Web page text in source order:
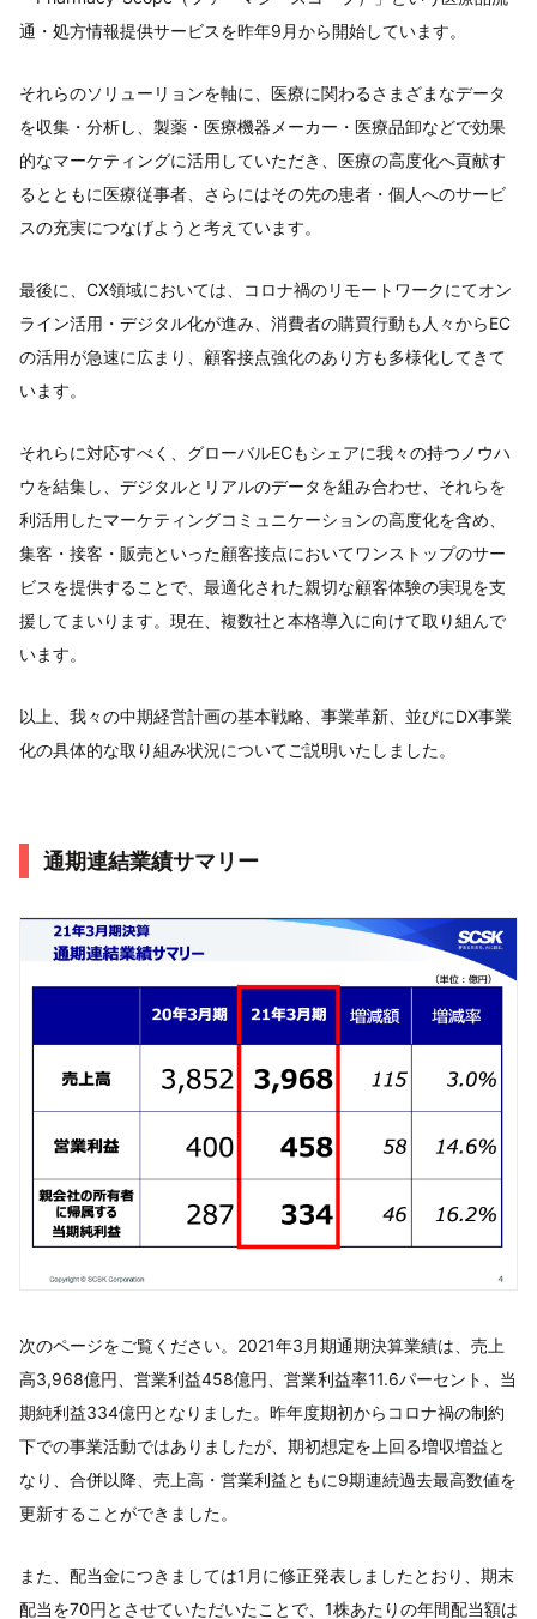
通・処方情報提供サービスを昨年9月から開始しています。
それらのソリューリョンを軸に、医療に関わるさまざまなデータ
を収集・分析し、製薬・医療機器メーカー・医療品卸などで効果
的なマーケティングに活用していただき、医療の高度化へ貢献す
るとともに医療従事者、さらにはその先の患者・個人へのサービ
スの充実につなげようと考えています。
最後に、CX領域においては、コロナ禍のリモートワークにてオン
ライン活用・デジタル化が進み、消費者の購買行動も人々からEC
の活用が急速に広まり、顧客接点強化のあり方も多様化してきて
います。
それらに対応すべく、グローバルECもシェアに我々の持つノウハ
ウを結集し、デジタルとリアルのデータを組み合わせ、それらを
利活用したマーケティングコミュニケーションの高度化を含め、
集客・接客・販売といった顧客接点においてワンストップのサー
ビスを提供することで、最適化された親切な顧客体験の実現を支
援してまいります。現在、複数社と本格導入に向けて取り組んで
います。
以上、我々の中期経営計画の基本戦略、事業革新、並びにDX事業
化の具体的な取り組み状況についてご説明いたしました。
通期連結業績サマリー
次のページをご覧ください。2021年3月期通期決算業績は、売上
高3,968億円、営業利益458億円、営業利益率11.6パーセント、当
期純利益334億円となりました。昨年度期初からコロナ禍の制約
下での事業活動ではありましたが、期初想定を上回る増収増益と
なり、合併以降、売上高・営業利益ともに9期連続過去最高数値を
更新することができました。
また、配当金につきましては1月に修正発表しましたとおり、期末
配当を70円とさせていただいたことで、1株あたりの年間配当額は